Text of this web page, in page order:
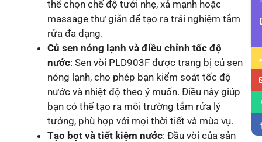
thể chọn chế độ tưới nhẹ, xả mạnh hoặc
massage thư giãn để tạo ra trải nghiệm tắm
rửa đa dạng.
Củ sen nóng lạnh và điều chỉnh tốc độ
nước: Sen vòi PLD903F được trang bị củ sen
nóng lạnh, cho phép bạn kiểm soát tốc độ
nước và nhiệt độ theo ý muốn. Điều này giúp
bạn có thể tạo ra môi trường tắm rửa lý
tưởng, phù hợp với mọi thời tiết và mùa vụ.
Tạo bọt và tiết kiệm nước: Đầu vòi của sản